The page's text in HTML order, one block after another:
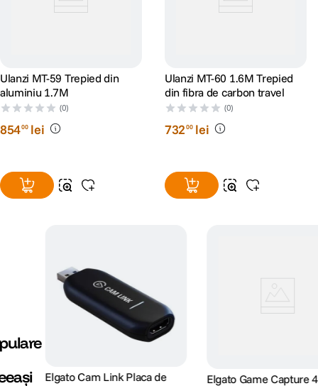
Ulanzi MT-59 Trepied din
aluminiu 1.7M
(0)
85400 lei
Ulanzi MT-60 1.6M Trepied
din fibra de carbon travel
(0)
73200 lei
Elgato Cam Link Placa de
Elgato Game Capture